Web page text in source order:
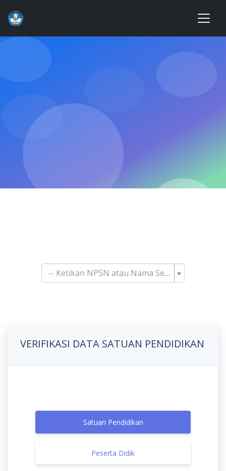
-- Ketikan NPSN atau Nama Sekolah--
VERIFIKASI DATA SATUAN PENDIDIKAN
Satuan Pendidikan
Peserta Didik